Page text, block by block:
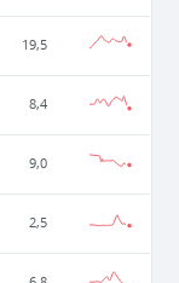
19,5
8,4
9,0
2,5